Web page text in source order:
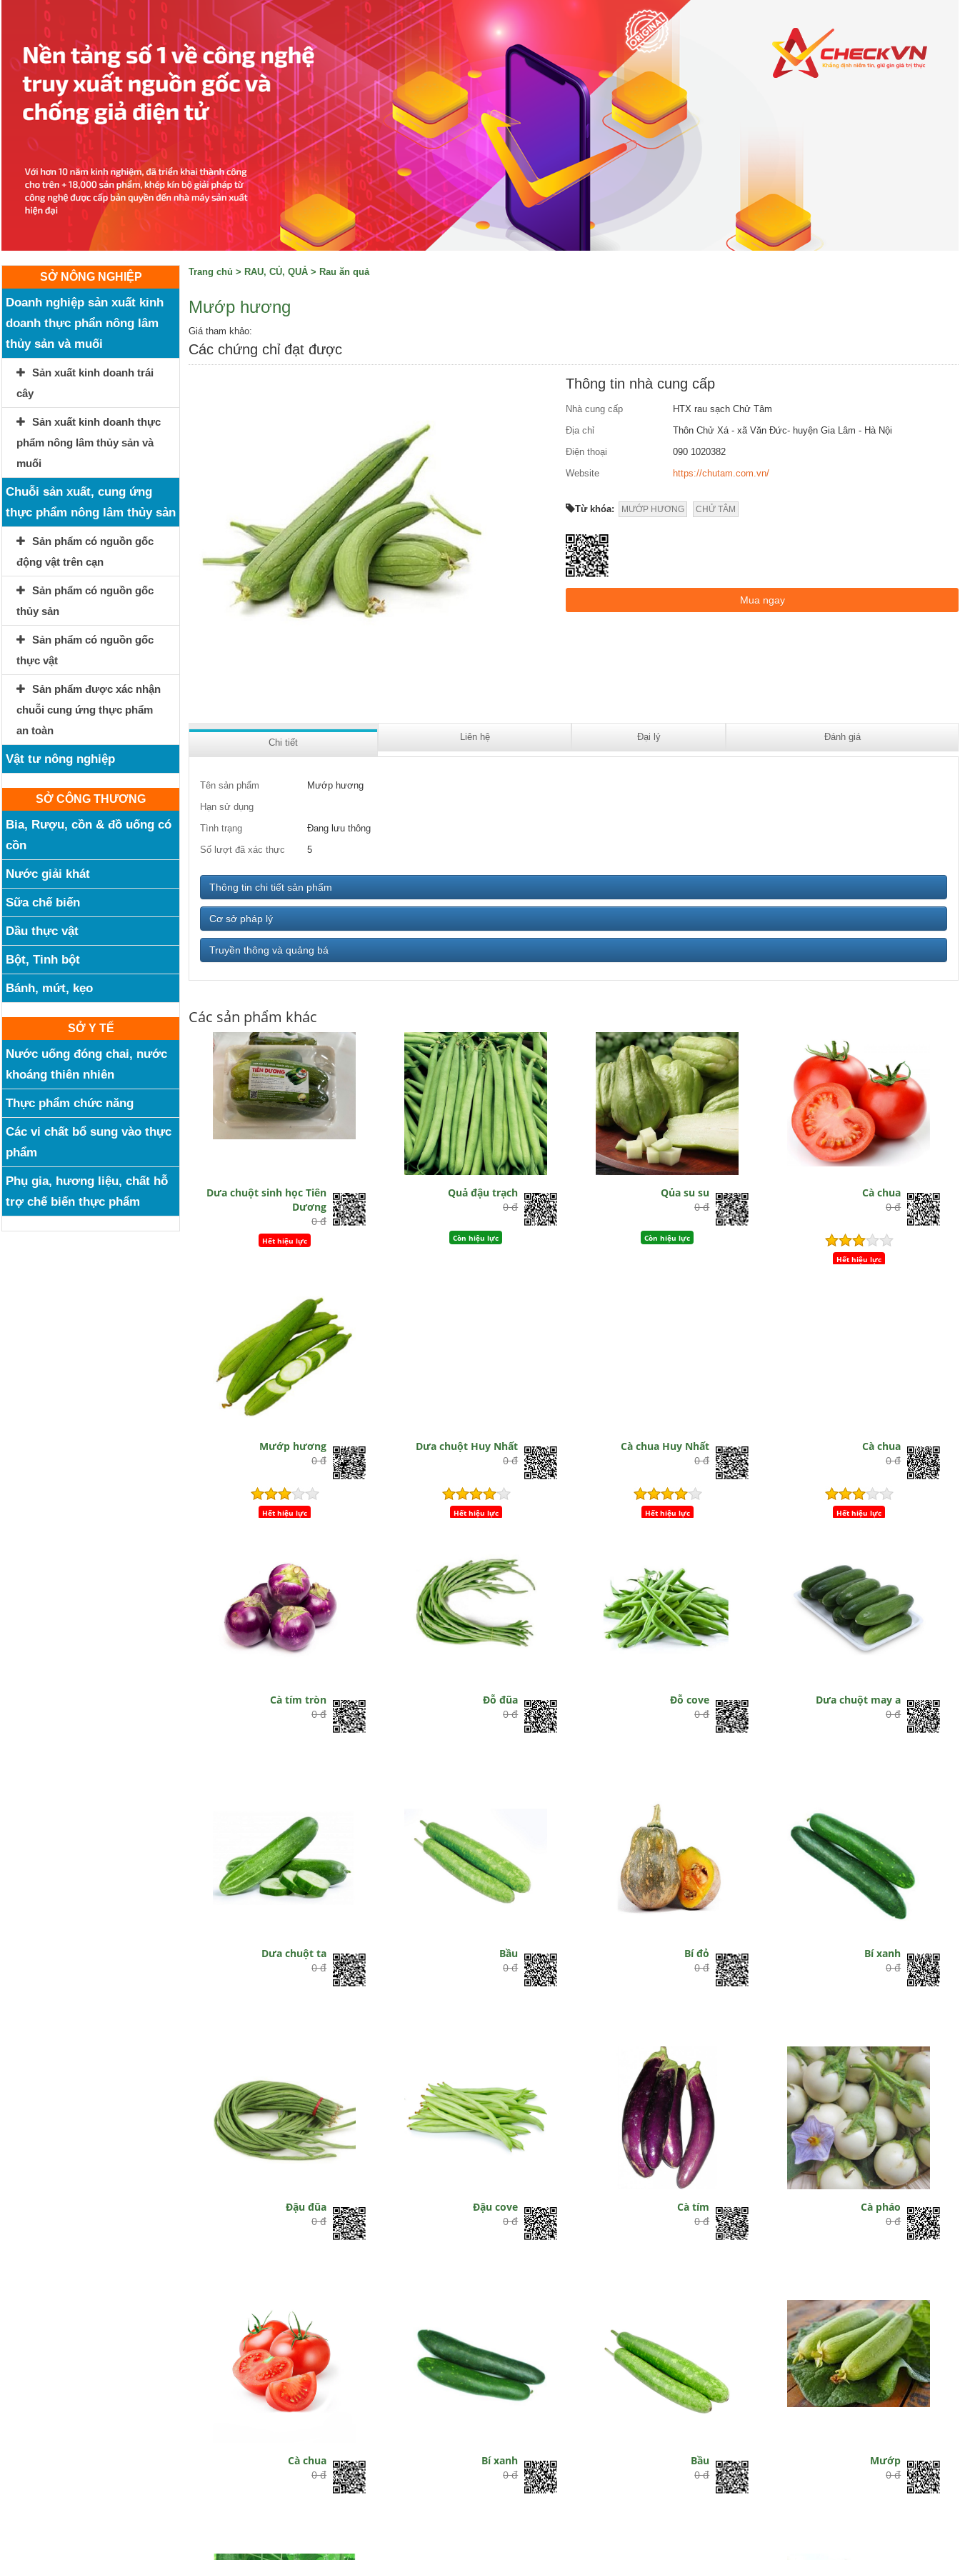
SỞ NÔNG NGHIỆP
Doanh nghiệp sản xuất kinh
doanh thực phẩn nông lâm
thủy sản và muối
Sản xuất kinh doanh trái
cây
Sản xuất kinh doanh thực
phẩm nông lâm thủy sản và
muối
Chuỗi sản xuất, cung ứng
thực phẩm nông lâm thủy sản
Sản phẩm có nguồn gốc
động vật trên cạn
Sản phẩm có nguồn gốc
thủy sản
Sản phẩm có nguồn gốc
thực vật
Sản phẩm được xác nhận
chuỗi cung ứng thực phẩm
an toàn
Vật tư nông nghiệp
SỞ CÔNG THƯƠNG
Bia, Rượu, cồn & đồ uống có
cồn
Nước giải khát
Sữa chế biến
Dầu thực vật
Bột, Tinh bột
Bánh, mứt, kẹo
SỞ Y TẾ
Nước uống đóng chai, nước
khoáng thiên nhiên
Thực phẩm chức năng
Các vi chất bổ sung vào thực
phẩm
Phụ gia, hương liệu, chất hỗ
trợ chế biến thực phẩm
Trang chủ > RAU, CỦ, QUẢ > Rau ăn quả
Mướp hương
Giá tham khảo:
Các chứng chỉ đạt được
Thông tin nhà cung cấp
Nhà cung cấp
HTX rau sạch Chử Tâm
Địa chỉ
Thôn Chử Xá - xã Văn Đức- huyện Gia Lâm - Hà Nội
Điện thoại
090 1020382
Website
https://chutam.com.vn/
Từ khóa: MƯỚP HƯƠNG CHỬ TÂM
Chi tiết
Liên hệ Đại lý Đánh giá
Tên sản phẩm
Mướp hương
Hạn sử dụng
Tình trạng
Đang lưu thông
Số lượt đã xác thực
5
Thông tin chi tiết sản phẩm
Cơ sở pháp lý
Truyền thông và quảng bá
Các sản phẩm khác
Dưa chuột sinh học Tiên
Dương
0 đ
Hết hiệu lực
Quả đậu trạch
0 đ
Còn hiệu lực
Qủa su su
0 đ
Còn hiệu lực
Cà chua
0 đ
Hết hiệu lực
Mướp hương
0 đ
Hết hiệu lực
Dưa chuột Huy Nhất
0 đ
Hết hiệu lực
Cà chua Huy Nhất
0 đ
Hết hiệu lực
Cà chua
0 đ
Hết hiệu lực
Cà tím tròn
0 đ
Đỗ đũa
0 đ
Đỗ cove
0 đ
Dưa chuột may a
0 đ
Dưa chuột ta
0 đ
Bầu
0 đ
Bí đỏ
0 đ
Bí xanh
0 đ
Đậu đũa
0 đ
Đậu cove
0 đ
Cà tím
0 đ
Cà pháo
0 đ
Cà chua
0 đ
Bí xanh
0 đ
Bầu
0 đ
Mướp
0 đ